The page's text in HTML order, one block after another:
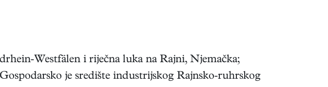
i riječna luka na Rajni, Njemačka;
je središte industrijskog Rajnsko‑ruhrskog